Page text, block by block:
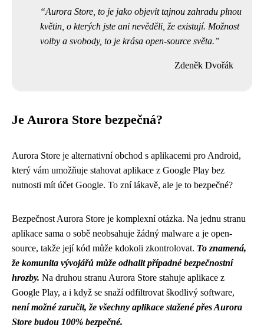
Aurora Store, to je jako objevit tajnou zahradu plnou
květin, o kterých jste ani nevěděli, že existují. Možnost
volby a svobody, to je krása open-source světa.
Zdeněk Dvořák
Je Aurora Store bezpečná?
Aurora Store je alternativní obchod s aplikacemi pro Android,
který vám umožňuje stahovat aplikace z Google Play bez
nutnosti mít účet Google. To zní lákavě, ale je to bezpečné?
Bezpečnost Aurora Store je komplexní otázka. Na jednu stranu
aplikace sama o sobě neobsahuje žádný malware a je open-
source, takže její kód může kdokoli zkontrolovat. To znamená,
že komunita vývojářů může odhalit případné bezpečnostní
hrozby. Na druhou stranu Aurora Store stahuje aplikace z
Google Play, a i když se snaží odfiltrovat škodlivý software,
není možné zaručit, že všechny aplikace stažené přes Aurora
Store budou 100% bezpečné.